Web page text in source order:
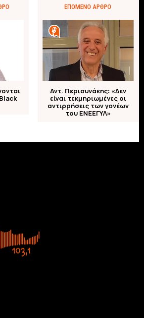
ΕΠΌΜΕΝΟ ΆΡΘΡΟ
Αντ. Περισυνάκης: «Δεν
είναι τεκμηριωμένες οι
αντιρρήσεις των γονέων
του ΕΝΕΕΓΥΛ»